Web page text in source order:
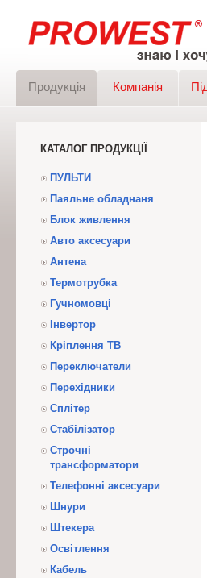
Продукція Компанія
КАТАЛОГ ПРОДУКЦІЇ
ПУЛЬТИ
Паяльне обладнаня
Блок живлення
Авто аксесуари
Антена
Термотрубка
Гучномовці
Інвертор
Кріплення ТВ
Переключатели
Перехідники
Сплітер
Стабілізатор
Строчні
трансформатори
Телефонні аксесуари
Шнури
Штекера
Освітлення
Кабель